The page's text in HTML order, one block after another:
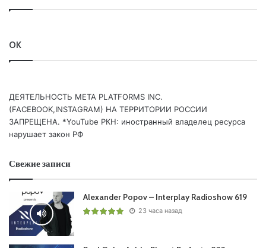
OK
ДЕЯТЕЛЬНОСТЬ МЕТА PLATFORMS INC.
(FACEBOOK,INSTAGRAM) НА ТЕРРИТОРИИ РОССИИ
ЗАПРЕЩЕНА. *YouTube РКН: иностранный владелец ресурса
нарушает закон РФ
Свежие записи
Alexander Popov – Interplay Radioshow 619
23 часа назад